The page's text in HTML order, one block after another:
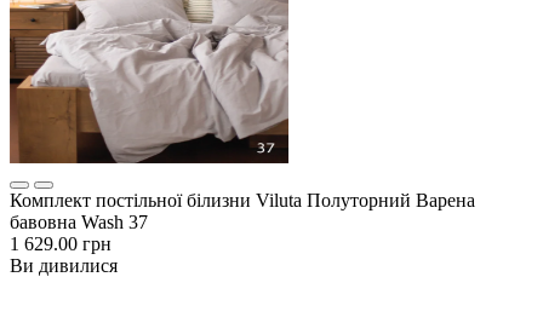
Комплект постільної білизни Viluta Полуторний Варена
бавовна Wash 37
1 629.00 грн
Ви дивилися